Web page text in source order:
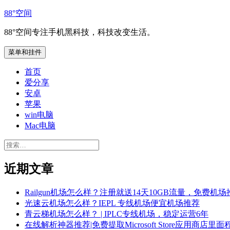
跳
内
容
88°空间
88°空间专注手机黑科技，科技改变生活。
菜单和挂件
首页
爱分享
安卓
苹果
win电脑
Mac电脑
搜
近期文章
Railgun机场怎么样？注册就送14天10GB流量，免费机场
光速云机场怎么样？IEPL 专线机场便宜机场推荐
青云梯机场怎么样？ | IPLC专线机场，稳定运营6年
在线解析神器推荐|免费提取Microsoft Store应用商店里面